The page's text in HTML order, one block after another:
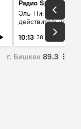
Радио Sputnik
Эль-Ниньо, жара и
действительно
погоду в
10:13 38 мин
г. Бишкек 89.3